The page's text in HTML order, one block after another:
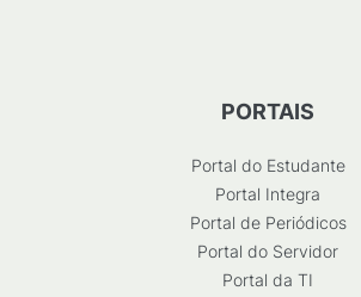
PORTAIS
Portal do Estudante
Portal Integra
Portal de Periódicos
Portal do Servidor
Portal da TI